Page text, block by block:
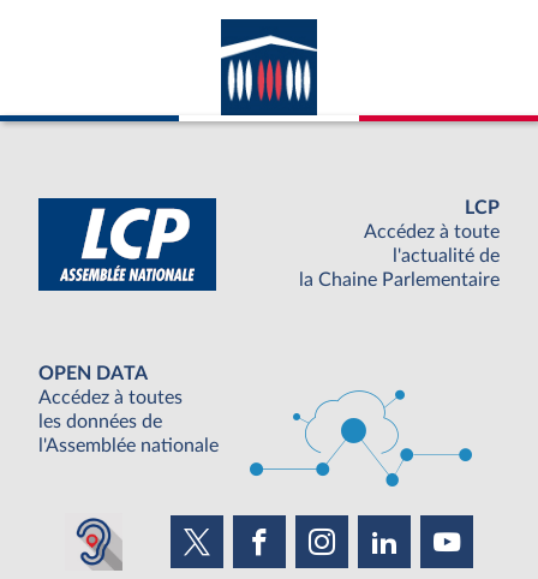
LCP
Accédez à toute
l'actualité de
la Chaine Parlementaire
OPEN DATA
Accédez à toutes
les données de
l'Assemblée nationale